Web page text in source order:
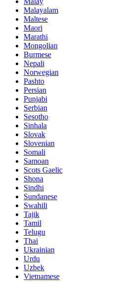
Malayalam
Maltese
Maori
Marathi
Mongolian
Burmese
Nepali
Norwegian
Pashto
Persian
Punjabi
Serbian
Sesotho
Sinhala
Slovak
Slovenian
Somali
Samoan
Scots Gaelic
Shona
Sindhi
Sundanese
Swahili
Tajik
Tamil
Telugu
Thai
Ukrainian
Urdu
Uzbek
Vietnamese